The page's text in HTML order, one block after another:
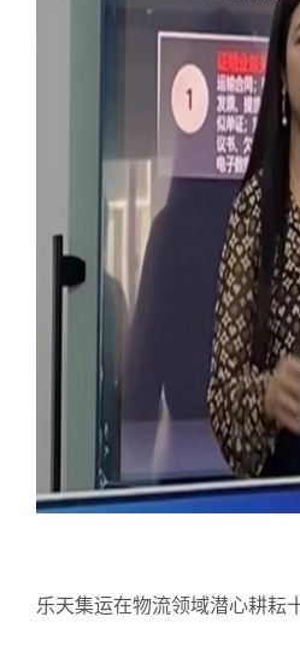
乐天集运在物流领域潜心耕耘